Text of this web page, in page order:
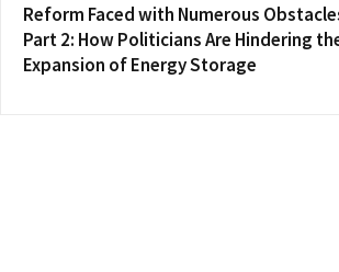
Reform Faced with Numerous
Part 2: How Politicians Are Hindering
Expansion of Energy Storage